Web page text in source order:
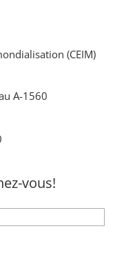
(CEIM)
A-1560
vous!